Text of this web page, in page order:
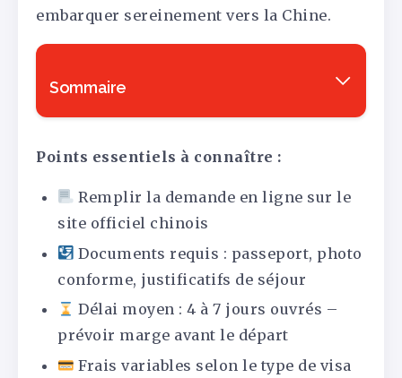
embarquer sereinement vers la Chine.
Sommaire
Points essentiels à connaître :
Remplir la demande en ligne sur le
site officiel chinois
Documents requis : passeport, photo
conforme, justificatifs de séjour
Délai moyen : 4 à 7 jours ouvrés –
prévoir marge avant le départ
Frais variables selon le type de visa